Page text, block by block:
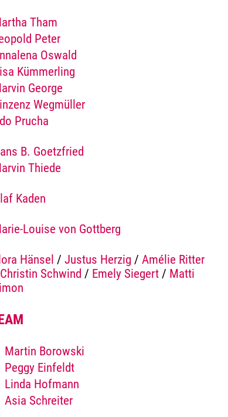
Tham
Peter
Oswald
Kümmerling
George
Wegmüller
Prucha
B. Goetzfried
Thiede
Kaden
Louise von Gottberg
Hänsel /Justus Herzig /Amélie Ritter
Christin Schwind / Emely Siegert / Matti
Martin Borowski
Peggy Einfeldt
Linda Hofmann
Asia Schreiter